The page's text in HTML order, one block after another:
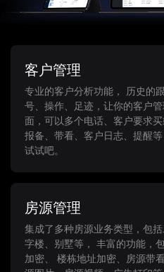
客户管理
专业的客户分析功能， 历史的
号、操作、足迹，让你的客户
面，可以多个电话、客户要求
报备、带看、客户日志、提醒
试试吧。
房源管理
集成了多种房源业务类型，包
字楼、别墅等， 丰富的功能，
加密、 楼栋地址加密、房源带